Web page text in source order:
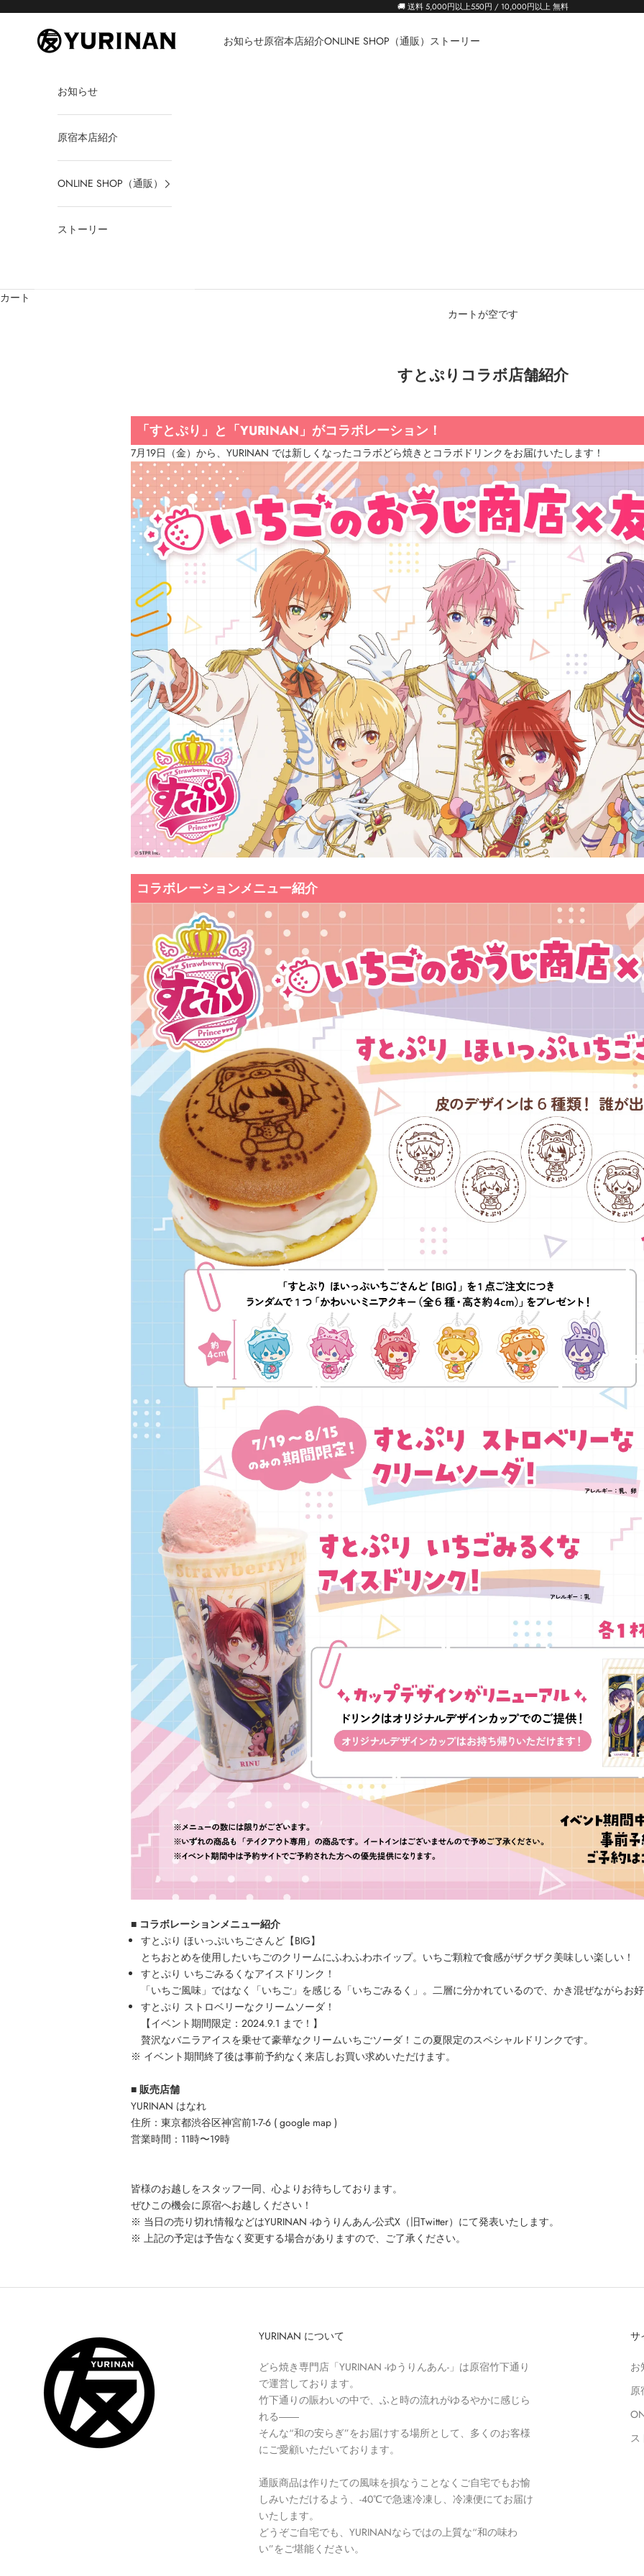
🚚 送料 5,000円以上550円 / 10,000円以上 無料
YURINAN -ゆうりんあん- お知らせ原宿本店紹介ONLINE SHOP（通販） ストーリー
お知らせ
原宿本店紹介
ONLINE SHOP（通販）
ストーリー
カート
カートが空です
すとぷりコラボ店舗紹介
「すとぷり」と「YURINAN」がコラボレーション！
7月19日（金）から、YURINAN では新しくなったコラボどら焼きとコラボドリンクをお届けいたします！
コラボレーションメニュー紹介
■ コラボレーションメニュー紹介
すとぷり ほいっぷいちごさんど【BIG】
とちおとめを使用したいちごのクリームにふわふわホイップ。いちご顆粒で食感がザクザク美味しい楽しい！
すとぷり いちごみるくなアイスドリンク！
「いちご風味」ではなく「いちご」を感じる「いちごみるく」。二層に分かれているので、かき混ぜながらお
すとぷり ストロベリーなクリームソーダ！
【イベント期間限定：2024.9.1 まで！】
贅沢なバニラアイスを乗せて豪華なクリームいちごソーダ！この夏限定のスペシャルドリンクです。
※ イベント期間終了後は事前予約なく来店しお買い求めいただけます。
■ 販売店舗
YURINAN はなれ
住所：東京都渋谷区神宮前1-7-6 ( google map )
営業時間：11時〜19時
皆様のお越しをスタッフ一同、心よりお待ちしております。
ぜひこの機会に原宿へお越しください！
※ 当日の売り切れ情報などはYURINAN -ゆうりんあん-公式X（旧Twitter）にて発表いたします。
※ 上記の予定は予告なく変更する場合がありますので、ご了承ください。
YURINAN について
どら焼き専門店「YURINAN -ゆうりんあん-」は原宿竹下通り
で運営しております。
竹下通りの賑わいの中で、ふと時の流れがゆるやかに感じら
れる――
そんな“和の安らぎ”をお届けする場所として、多くのお客様
にご愛顧いただいております。
通販商品は作りたての風味を損なうことなくご自宅でもお愉
しみいただけるよう、-40℃で急速冷凍し、冷凍便にてお届け
いたします。
どうぞご自宅でも、YURINANならではの上質な“和の味わ
い”をご堪能ください。
サ
お
原
ス